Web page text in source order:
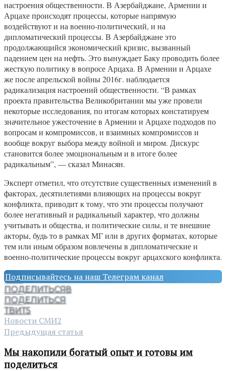
настроения общественности. В Азербайджане, Армении и
Арцахе происходят процессы, которые напрямую
воздействуют и на военно-политический, и на
дипломатический процессы. В Азербайджане это
продолжающийся экономический кризис, вызванный
падением цен на нефть. Это вынуждает Баку проводить более
жесткую политику в вопросе Арцаха. В Армении и Арцахе
же после апрельской войны 2016г. наблюдается
радикализация настроений общественности. “В рамках
проекта правительства Великобритании мы уже провели
некоторые исследования, по итогам которых констатируем
значительное ужесточение в Армении и Арцахе подходов по
вопросам и компромиссов, и взаимных компромиссов и
вообще вокруг выбора между войной и миром. Дискурс
становится более эмоциональным и в итоге более
радикальным”, — сказал Минасян.
Эксперт отметил, что отсутствие существенных изменений в
факторах, десятилетиями влияющих на процессы вокруг
конфликта, приводит к тому, что эти процессы получают
более негативный и радикальный характер, что должны
учитывать и общества, и политические силы, и те внешние
акторы, будь то в рамках МГ или в других форматах, которые
тем или иным образом вовлечены в дипломатические и
военно-политические процессы вокруг арцахского конфликта.
Подписывайтесь на наш Телеграм канал
ПОДЕЛИТЬСЯ8
ПОДЕЛИТЬСЯ
ТВИТ5
Новости СМИ2
Предыдущая статья
Мы накопили богатый опыт и готовы им
поделиться